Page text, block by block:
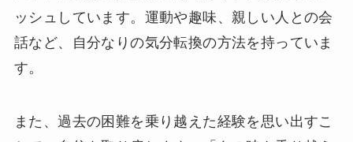
ッシュしています。運動や趣味、親しい人との会
話など、自分なりの気分転換の方法を持っていま
す。
また、過去の困難を乗り越えた経験を思い出すこ